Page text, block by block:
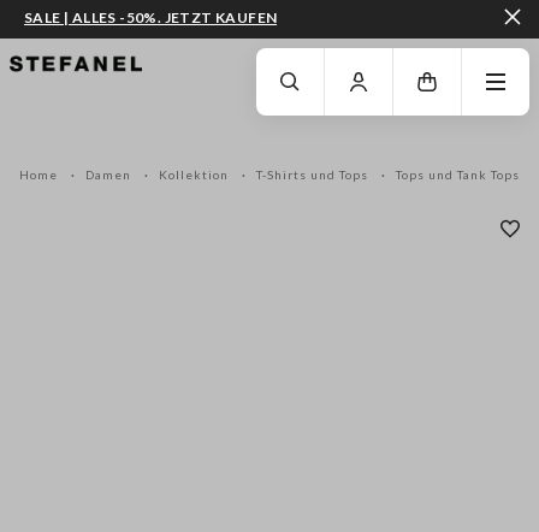
ZUM HAUPTINHALT SPRINGEN GEHEN SIE ZUM ENDE DER SEITE
SALE | ALLES -50%. JETZT KAUFEN
Home Damen Kollektion T-Shirts und Tops Tops und Tank Tops